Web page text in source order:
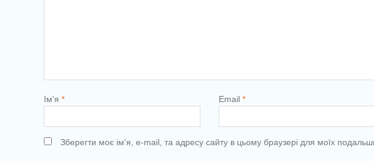
Ім'я * Email *
Зберегти моє ім'я, e-mail, та адресу сайту в цьому браузері для моїх